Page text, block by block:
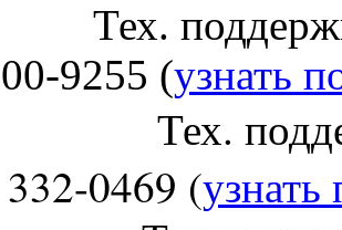
9255 (узнать
Тех.
0469 (узнать